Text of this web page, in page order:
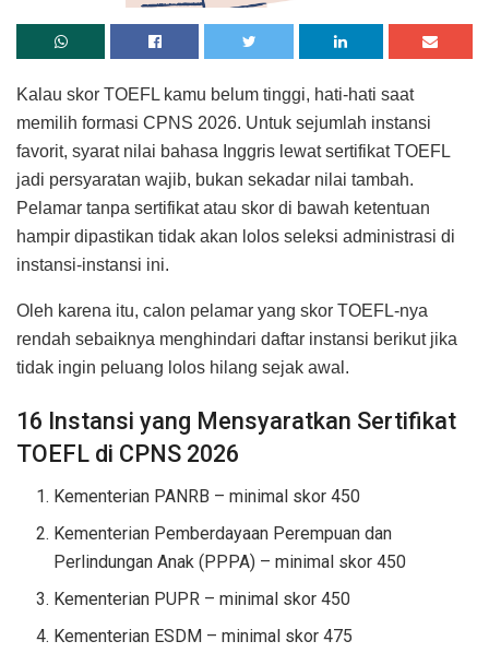
Kalau skor TOEFL kamu belum tinggi, hati-hati saat
memilih formasi CPNS 2026. Untuk sejumlah instansi
favorit, syarat nilai bahasa Inggris lewat sertifikat TOEFL
jadi persyaratan wajib, bukan sekadar nilai tambah.
Pelamar tanpa sertifikat atau skor di bawah ketentuan
hampir dipastikan tidak akan lolos seleksi administrasi di
instansi-instansi ini.
Oleh karena itu, calon pelamar yang skor TOEFL-nya
rendah sebaiknya menghindari daftar instansi berikut jika
tidak ingin peluang lolos hilang sejak awal.
16 Instansi yang Mensyaratkan Sertifikat
TOEFL di CPNS 2026
Kementerian PANRB – minimal skor 450
Kementerian Pemberdayaan Perempuan dan
Perlindungan Anak (PPPA) – minimal skor 450
Kementerian PUPR – minimal skor 450
Kementerian ESDM – minimal skor 475